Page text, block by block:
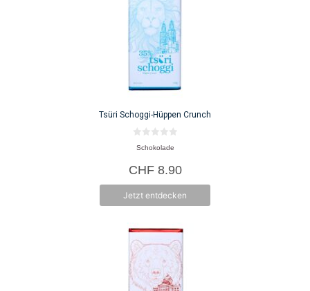
Tsüri Schoggi-Hüppen Crunch
v
n
5
Schokolade
CHF8.90
Jetzt entdecken